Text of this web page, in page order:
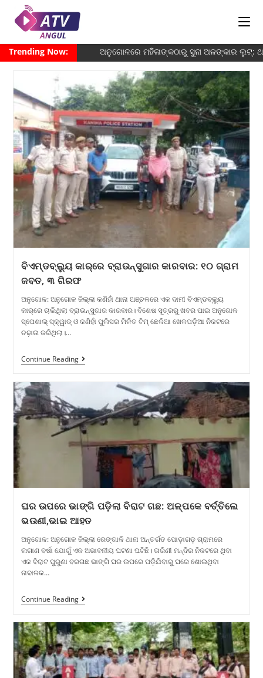
Trending Now: ଅନୁଗୋଳରେ ମହିଳାଙ୍କଠାରୁ ସୁନା ଅଳଙ୍କାର ଲୁଟ୍:
ବିଏମ୍‌ଡବ୍ଲ୍ୟୁ କାର୍‌ରେ ବ୍ରାଉନ୍‌ସୁଗାର କାରବାର: ୧୦ ଗ୍ରାମ
ଜବତ, ୩ ଗିରଫ
ଅନୁଗୋଳ: ଅନୁଗୋଳ ଜିଲ୍ଲା କଣିହାଁ ଥାନା ଅଞ୍ଚଳରେ ଏକ ଦାମୀ ବିଏମ୍‌ଡବ୍ଲ୍ୟୁ
କାର୍‌ରେ ଚାଲିଥିଲା ବ୍ରାଉନ୍‌ସୁଗାର କାରବାର। ବିଶେଷ ସୂତ୍ରରୁ ଖବର ପାଇ ଅନୁଗୋଳ
ସ୍ପେଶାଲ୍‌ ସ୍କ୍ୱାଡ୍‌ ଓ କଣିହାଁ ପୁଲିସର ମିଳିତ ଟିମ୍‌ ଛେଳିଆ ଖେଳପଡ଼ିଆ ନିକଟରେ
ଚଢ଼ାଉ କରିଥିଲା।…
Continue Reading
ଘର ଉପରେ ଭାଙ୍ଗି ପଡ଼ିଲା ବିରାଟ ଗଛ: ଅଳ୍ପକେ ବର୍ତ୍ତିଲେ
ଭଉଣୀ,ଭାଇ ଆହତ
ଅନୁଗୋଳ: ଅନୁଗୋଳ ଜିଲ୍ଲା ରେଙ୍ଗାଳି ଥାନା ଅନ୍ତର୍ଗତ ପୋଡ଼ାଗଡ଼ ଗ୍ରାମରେ
ଲଗାଣ ବର୍ଷା ଯୋଗୁଁ ଏକ ଅଭାବନୀୟ ଘଟଣା ଘଟିଛି। ତାରିଣୀ ମନ୍ଦିର ନିକଟରେ ଥିବା
ଏକ ବିରାଟ ପୁରୁଣା ବରଗଛ ଭାଙ୍ଗି ଘର ଉପରେ ପଡ଼ିଯିବାରୁ ଘରେ ଶୋଇଥିବା
ନାବାଳକ…
Continue Reading